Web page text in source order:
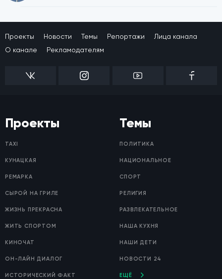
Проекты Новости Темы Репортажи
Лица канала
О канале
Рекламодателям
Проекты
TAXI
КУНАЦКАЯ
РЕМАРКА
СЫРОЙ НА ГРИЛЕ
ЖИЗНЬ ПРЕКРАСНА
ЖИТЬ СПОРТОМ
КИНОЧАТ
ОН-ЛАЙН ДИАЛОГ
ИСТОРИЧЕСКИЙ ФАКТ
Темы
ПОЛИТИКА
НАЦИОНАЛЬНОЕ
СПОРТ
РЕЛИГИЯ
РАЗВЛЕКАТЕЛЬНОЕ
НАША КУХНЯ
НАШИ ДЕТИ
НОВОСТИ 24
ЕЩЁ